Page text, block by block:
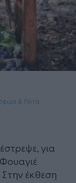
& Ποτά
για
έκθεση